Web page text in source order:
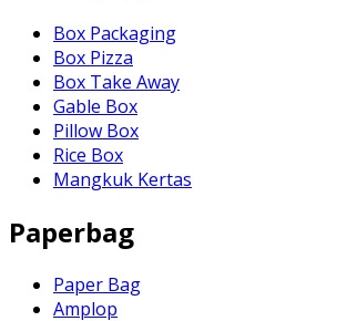
Box Packaging
Box Pizza
Box Take Away
Gable Box
Pillow Box
Rice Box
Mangkuk Kertas
Paperbag
Paper Bag
Amplop